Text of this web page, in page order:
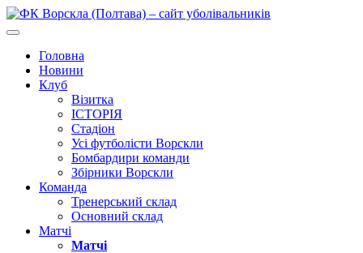
Головна
Новини
Клуб
Візитка
ІСТОРІЯ
Стадіон
Усі футболісти Ворскли
Бомбардири команди
Збірники Ворскли
Команда
Тренерський склад
Основний склад
Матчі
Матчі